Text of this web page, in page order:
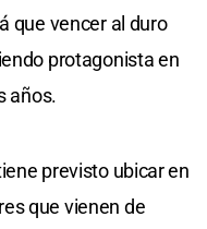
que vencer al duro
protagonista en
años.
previsto ubicar en
que vienen de